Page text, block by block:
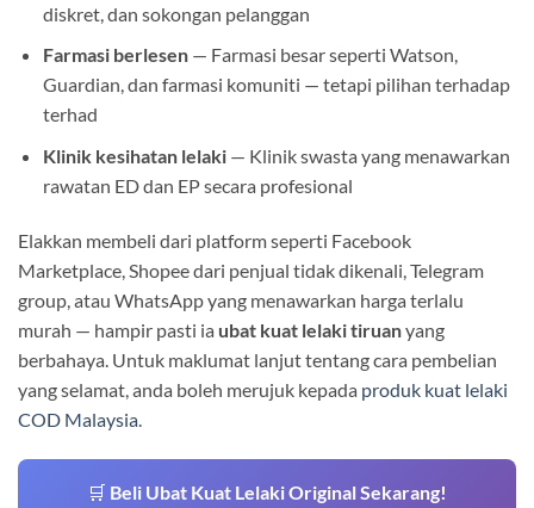
diskret, dan sokongan pelanggan
Farmasi berlesen— Farmasi besar seperti Watson,
Guardian, dan farmasi komuniti — tetapi pilihan terhadap
terhad
Klinik kesihatan lelaki— Klinik swasta yang menawarkan
rawatan ED dan EP secara profesional
Elakkan membeli dari platform seperti Facebook
Marketplace, Shopee dari penjual tidak dikenali, Telegram
group, atau WhatsApp yang menawarkan harga terlalu
murah — hampir pasti ia ubat kuat lelaki tiruanyang
berbahaya. Untuk maklumat lanjut tentang cara pembelian
yang selamat, anda boleh merujuk kepada produk kuat lelaki
COD Malaysia
🛒 Beli Ubat Kuat Lelaki Original Sekarang!